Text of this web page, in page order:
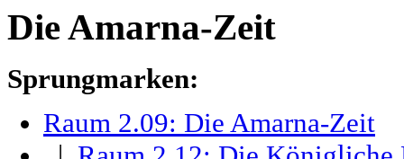
Die Amarna-Zeit
Sprungmarken:
Raum 2.09: Die Amarna-Zeit